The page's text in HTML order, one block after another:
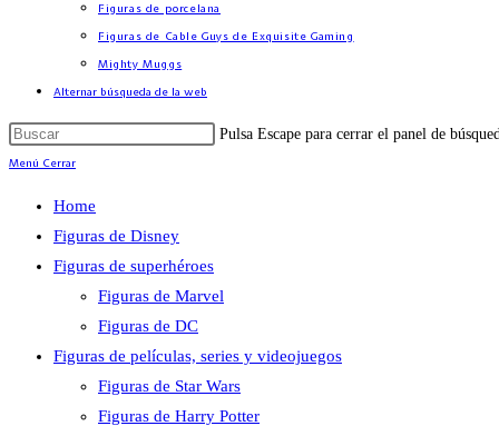
Figuras de porcelana
Figuras de Cable Guys de Exquisite Gaming
Mighty Muggs
Alternar búsqueda de la web
Pulsa Escape para cerrar el panel de
Menú Cerrar
Home
Figuras de Disney
Figuras de superhéroes
Figuras de Marvel
Figuras de DC
Figuras de películas, series y videojuegos
Figuras de Star Wars
Figuras de Harry Potter